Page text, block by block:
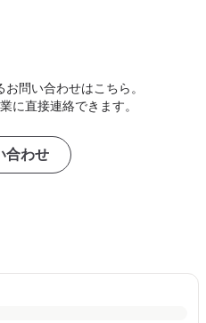
問い合わせはこちら。
に直接連絡できます。
合わせ